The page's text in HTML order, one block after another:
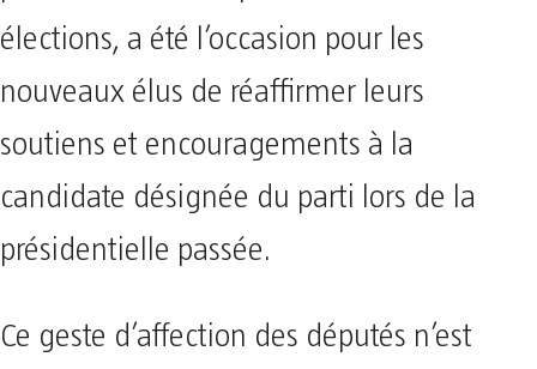
élections, a été l’occasion pour les
nouveaux élus de réaffirmer leurs
soutiens et encouragements à la
candidate désignée du parti lors de la
présidentielle passée.
Ce geste d’affection des députés n’est